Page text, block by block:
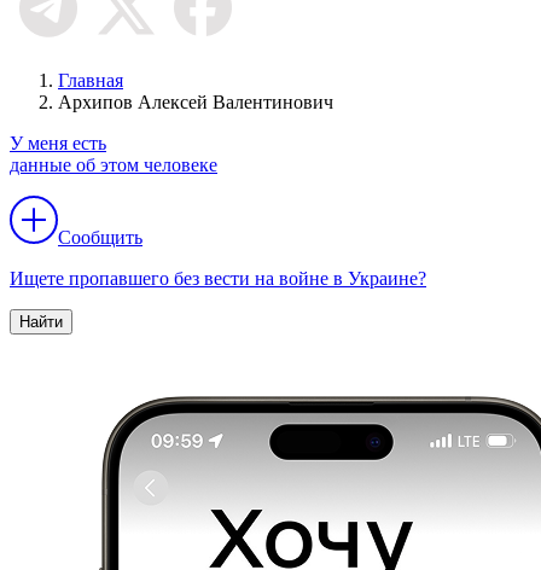
Главная
Архипов Алексей Валентинович
У меня есть
данные об этом человеке
Сообщить
Ищете пропавшего без вести на войне в Украине?
Найти